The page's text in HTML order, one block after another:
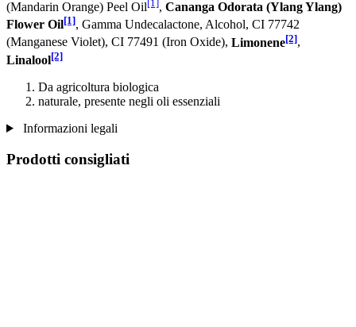
(Mandarin Orange) Peel Oil[1], Cananga Odorata (Ylang Ylang)
Flower Oil[1], Gamma Undecalactone, Alcohol, CI 77742
(Manganese Violet), CI 77491 (Iron Oxide), Limonene[2],
Linalool[2]
Da agricoltura biologica
naturale, presente negli oli essenziali
Informazioni legali
Prodotti consigliati